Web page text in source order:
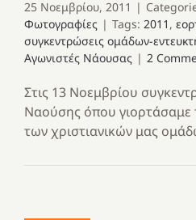
25 Νοεμβρίου, 2011 |
Φωτογραφίες | Tags: 2011 ,
συγκεντρώσεις ομάδων-
Αγωνιστές Νάουσας | 2
Στις 13 Νοεμβρίου
Ναούσης όπου γιορτάσαμε
των χριστιανικών μας